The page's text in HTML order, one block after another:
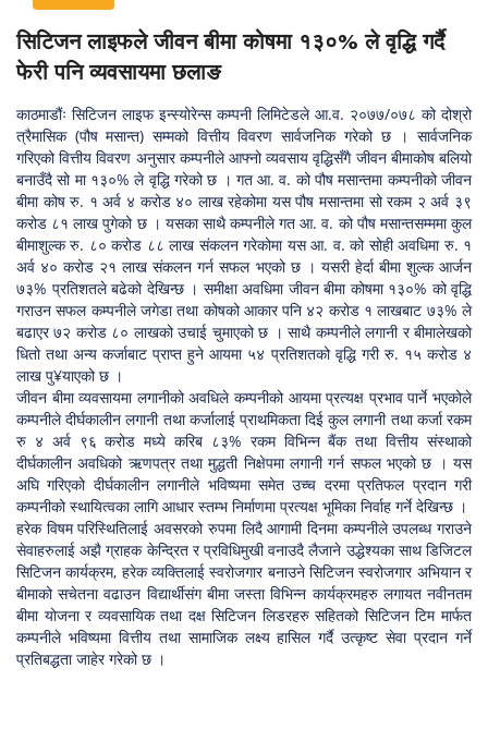
सिटिजन लाइफले जीवन बीमा कोषमा १३०% ले वृद्धि गर्दै
फेरी पनि व्यवसायमा छलाङ
काठमाडौंः सिटिजन लाइफ इन्स्योरेन्स कम्पनी लिमिटेडले आ.व. २०७७/०७८ को दोश्रो
त्रैमासिक (पौष मसान्त) सम्मको वित्तीय विवरण सार्वजनिक गरेको छ । सार्वजनिक
गरिएको वित्तीय विवरण अनुसार कम्पनीले आफ्नो व्यवसाय वृद्धिसँगै जीवन बीमाकोष बलियो
बनाउँदै सो मा १३०% ले वृद्धि गरेको छ । गत आ. व. को पौष मसान्तमा कम्पनीको जीवन
बीमा कोष रु. १ अर्व ४ करोड ४० लाख रहेकोमा यस पौष मसान्तमा सो रकम २ अर्व ३९
करोड ८१ लाख पुगेको छ । यसका साथै कम्पनीले गत आ. व. को पौष मसान्तसम्ममा कुल
बीमाशुल्क रु. ८० करोड ८८ लाख संकलन गरेकोमा यस आ. व. को सोही अवधिमा रु. १
अर्व ४० करोड २१ लाख संकलन गर्न सफल भएको छ । यसरी हेर्दा बीमा शुल्क आर्जन
७३% प्रतिशतले बढेको देखिन्छ । समीक्षा अवधिमा जीवन बीमा कोषमा १३०% को वृद्धि
गराउन सफल कम्पनीले जगेडा तथा कोषको आकार पनि ४२ करोड १ लाखबाट ७३% ले
बढाएर ७२ करोड ८० लाखको उचाई चुमाएको छ । साथै कम्पनीले लगानी र बीमालेखको
धितो तथा अन्य कर्जाबाट प्राप्त हुने आयमा ५४ प्रतिशतको वृद्धि गरी रु. १५ करोड ४
लाख पु¥याएको छ ।
जीवन बीमा व्यवसायमा लगानीको अवधिले कम्पनीको आयमा प्रत्यक्ष प्रभाव पार्ने भएकोले
कम्पनीले दीर्घकालीन लगानी तथा कर्जालाई प्राथमिकता दिई कुल लगानी तथा कर्जा रकम
रु ४ अर्व ९६ करोड मध्ये करिब ८३% रकम विभिन्न बैंक तथा वित्तीय संस्थाको
दीर्घकालीन अवधिको ऋणपत्र तथा मुद्धती निक्षेपमा लगानी गर्न सफल भएको छ । यस
अघि गरिएको दीर्घकालीन लगानीले भविष्यमा समेत उच्च दरमा प्रतिफल प्रदान गरी
कम्पनीको स्थायित्वका लागि आधार स्तम्भ निर्माणमा प्रत्यक्ष भूमिका निर्वाह गर्ने देखिन्छ ।
हरेक विषम परिस्थितिलाई अवसरको रुपमा लिदै आगामी दिनमा कम्पनीले उपलब्ध गराउने
सेवाहरुलाई अझै ग्राहक केन्द्रित र प्रविधिमुखी वनाउदै लैजाने उद्धेश्यका साथ डिजिटल
सिटिजन कार्यक्रम, हरेक व्यक्तिलाई स्वरोजगार बनाउने सिटिजन स्वरोजगार अभियान र
बीमाको सचेतना वढाउन विद्यार्थीसंग बीमा जस्ता विभिन्न कार्यक्रमहरु लगायत नवीनतम
बीमा योजना र व्यवसायिक तथा दक्ष सिटिजन लिडरहरु सहितको सिटिजन टिम मार्फत
कम्पनीले भविष्यमा वित्तीय तथा सामाजिक लक्ष्य हासिल गर्दै उत्कृष्ट सेवा प्रदान गर्ने
प्रतिबद्धता जाहेर गरेको छ ।